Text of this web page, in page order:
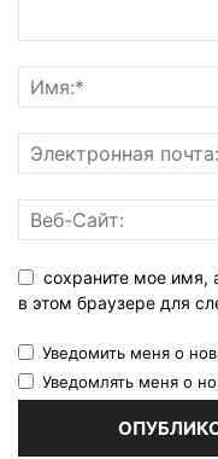
сохраните мое имя,
в этом браузере для
Уведомить меня о
Уведомлять меня о